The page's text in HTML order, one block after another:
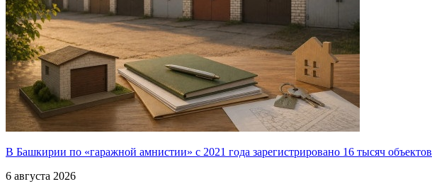
В Башкирии по «гаражной амнистии» с 2021 года зарегистрировано 16 тысяч объектов
6 августа 2026